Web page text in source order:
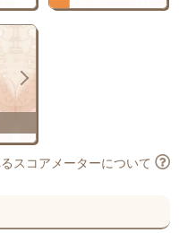
スコアメーターについて